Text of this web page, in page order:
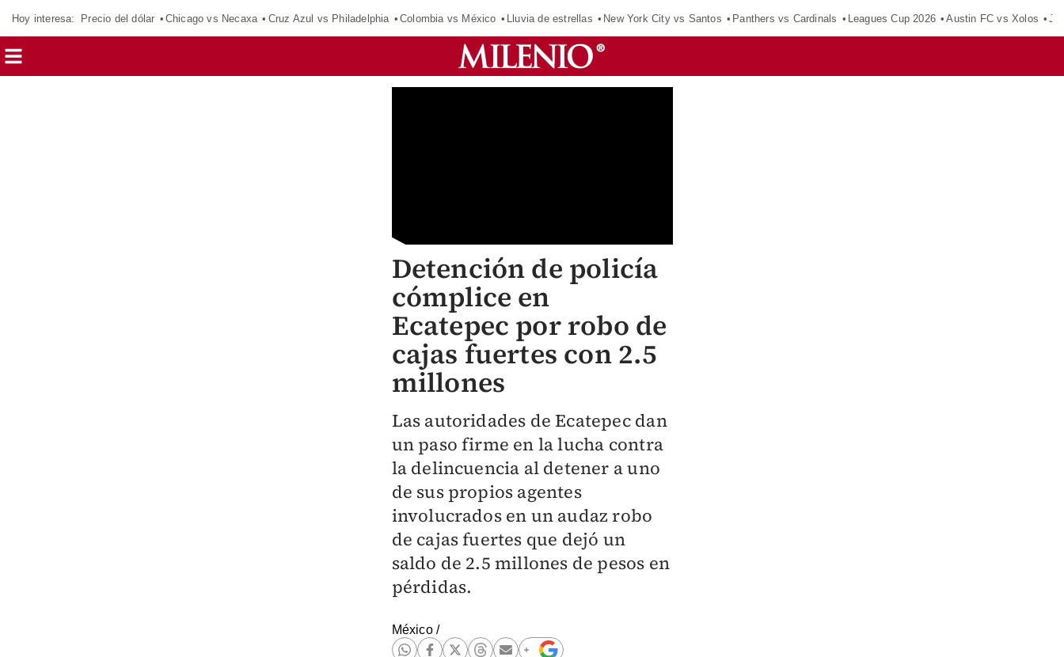
Hoy interesa: Precio del dólar Chicago vs Necaxa Cruz Azul vs Philadelphia Colombia vs México Lluvia de estrellas New York City vs Santos Panthers vs Cardinals Leagues Cup 2026 Austin FC vs Xolos
Detención de policía
cómplice en
Ecatepec por robo de
cajas fuertes con 2.5
millones
Las autoridades de Ecatepec dan
un paso firme en la lucha contra
la delincuencia al detener a uno
de sus propios agentes
involucrados en un audaz robo
de cajas fuertes que dejó un
saldo de 2.5 millones de pesos en
pérdidas.
México/